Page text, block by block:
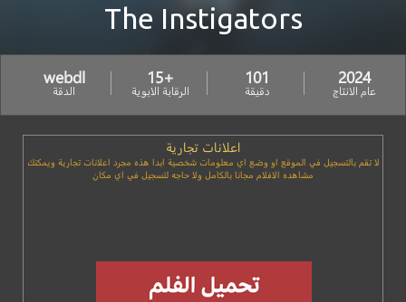
The Instigators
2024
عام الانتاج
101
دقيقة
+15
الرقابة الابوية
webdl
الدقة
اعلانات تجارية
لا تقم بالتسجيل في الموقع او وضع اي معلومات شخصية ابدا هذه مجرد اعلانات تجارية ويمكنك
مشاهده الافلام مجانا بالكامل ولا حاجه لتسجيل في اي مكان